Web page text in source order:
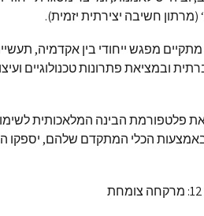
(מרתון חשיבה יצירתית יזמית).
מפגש ייחודי בין אקדמיה,
ובמציאת פתרונות טכנולוגיים
פלטפורמת הבינה המלאכותית
הכלי המתקדם שלהם, יספקו